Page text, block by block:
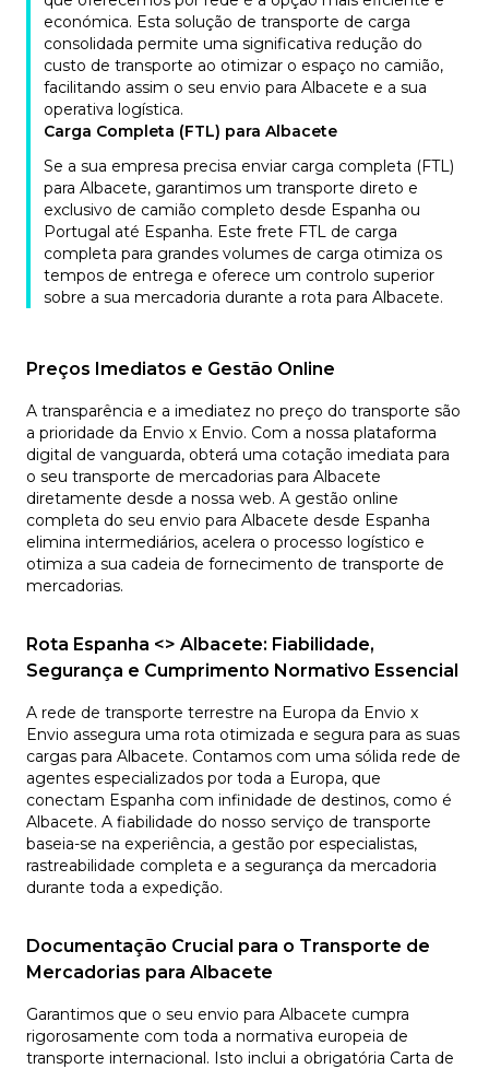
económica. Esta solução de transporte de carga
consolidada permite uma significativa redução do
custo de transporte ao otimizar o espaço no camião,
facilitando assim o seu envio para Albacete e a sua
operativa logística.
Carga Completa (FTL) para Albacete
Se a sua empresa precisa enviar carga completa (FTL)
para Albacete, garantimos um transporte direto e
exclusivo de camião completo desde Espanha ou
Portugal até Espanha. Este frete FTL de carga
completa para grandes volumes de carga otimiza os
tempos de entrega e oferece um controlo superior
sobre a sua mercadoria durante a rota para Albacete.
Preços Imediatos e Gestão Online
A transparência e a imediatez no preço do transporte são
a prioridade da Envio x Envio. Com a nossa plataforma
digital de vanguarda, obterá uma cotação imediata para
o seu transporte de mercadorias para Albacete
diretamente desde a nossa web. A gestão online
completa do seu envio para Albacete desde Espanha
elimina intermediários, acelera o processo logístico e
otimiza a sua cadeia de fornecimento de transporte de
mercadorias.
Rota Espanha <> Albacete: Fiabilidade,
Segurança e Cumprimento Normativo Essencial
A rede de transporte terrestre na Europa da Envio x
Envio assegura uma rota otimizada e segura para as suas
cargas para Albacete. Contamos com uma sólida rede de
agentes especializados por toda a Europa, que
conectam Espanha com infinidade de destinos, como é
Albacete. A fiabilidade do nosso serviço de transporte
baseia-se na experiência, a gestão por especialistas,
rastreabilidade completa e a segurança da mercadoria
durante toda a expedição.
Documentação Crucial para o Transporte de
Mercadorias para Albacete
Garantimos que o seu envio para Albacete cumpra
rigorosamente com toda a normativa europeia de
transporte internacional. Isto inclui a obrigatória Carta de